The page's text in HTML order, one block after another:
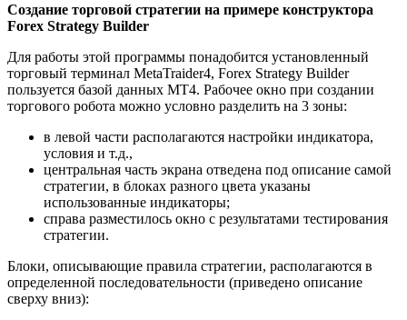
Создание торговой стратегии на примере конструктора
Forex Strategy Builder
Для работы этой программы понадобится установленный
торговый терминал MetaTraider4, Forex Strategy Builder
пользуется базой данных MT4. Рабочее окно при создании
торгового робота можно условно разделить на 3 зоны:
в левой части располагаются настройки индикатора,
условия и т.д.,
центральная часть экрана отведена под описание самой
стратегии, в блоках разного цвета указаны
использованные индикаторы;
справа разместилось окно с результатами тестирования
стратегии.
Блоки, описывающие правила стратегии, располагаются в
определенной последовательности (приведено описание
сверху вниз):